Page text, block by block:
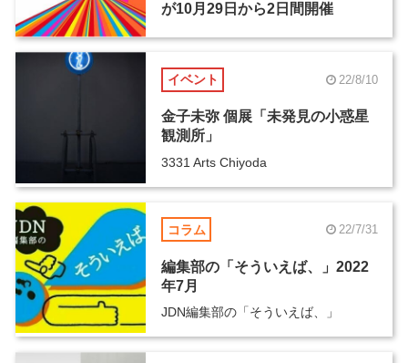
が10月29日から2日間開催
イベント 22/8/10
金子未弥 個展「未発見の小惑星
観測所」
3331 Arts Chiyoda
コラム 22/7/31
編集部の「そういえば、」2022
年7月
JDN編集部の「そういえば、」